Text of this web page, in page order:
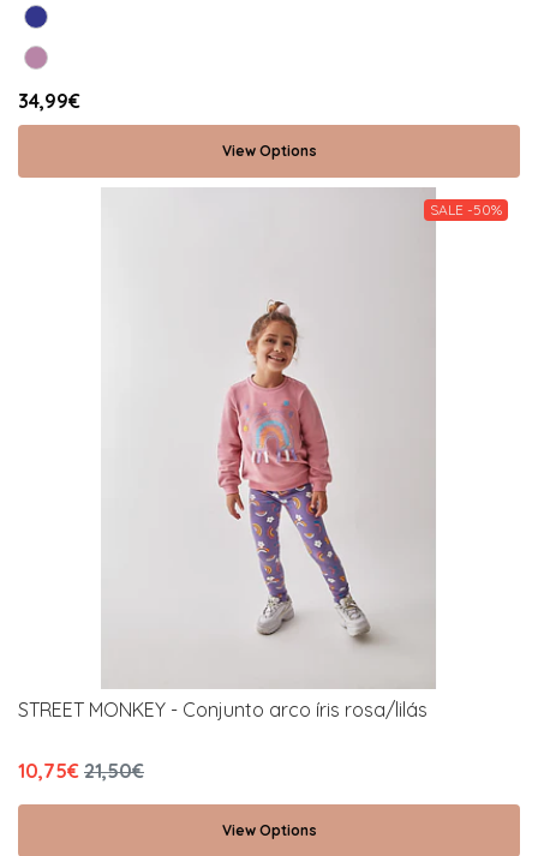
34,99€
View Options
SALE -50%
STREET MONKEY - Conjunto arco íris rosa/lilás
10,75€ 21,50€
View Options